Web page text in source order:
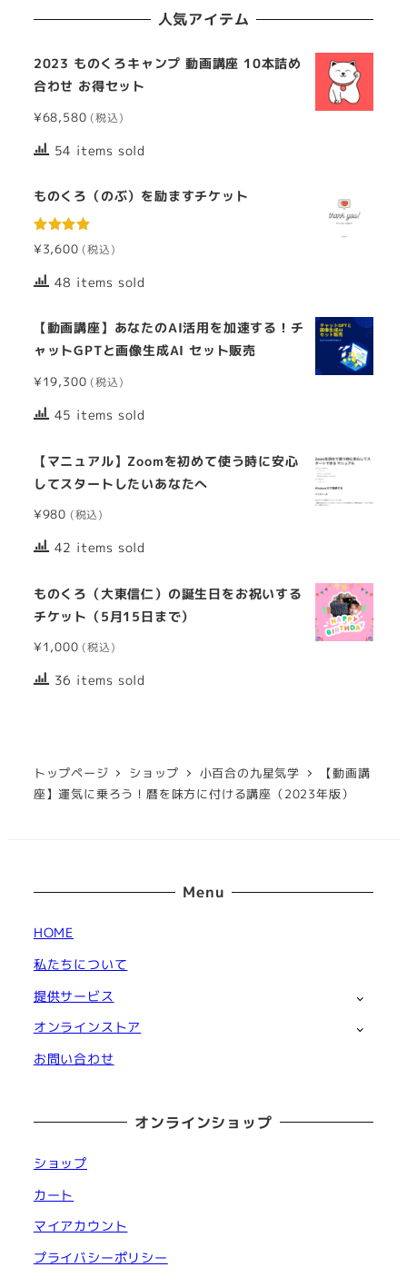
人気アイテム
2023 ものくろキャンプ 動画講座 10本詰め
合わせ お得セット
¥68,580
54 items sold
ものくろ（のぶ）を励ますチケット
5段階中
5.00の評価
¥3,600
48 items sold
【動画講座】あなたのAI活用を加速する！チ
ャットGPTと画像生成AI セット販売
¥19,300
45 items sold
【マニュアル】Zoomを初めて使う時に安心
してスタートしたいあなたへ
¥980
42 items sold
ものくろ（大東信仁）の誕生日をお祝いする
チケット（5月15日まで）
¥1,000
36 items sold
トップページ ショップ 小百合の九星気学
【動画講
座】運気に乗ろう！暦を味方に付ける講座（2023年版）
Menu
HOME
私たちについて
提供サービス
オンラインストア
お問い合わせ
オンラインショップ
ショップ
カート
マイアカウント
プライバシーポリシー